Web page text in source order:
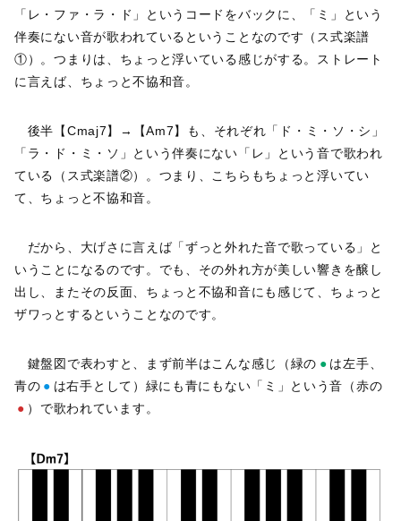
「レ・ファ・ラ・ド」というコードをバックに、「ミ」という
伴奏にない音が歌われているということなのです（ス式楽譜
①）。つまりは、ちょっと浮いている感じがする。ストレート
に言えば、ちょっと不協和音。
後半【Cmaj7】→【Am7】も、それぞれ「ド・ミ・ソ・シ」
「ラ・ド・ミ・ソ」という伴奏にない「レ」という音で歌われ
ている（ス式楽譜②）。つまり、こちらもちょっと浮いてい
て、ちょっと不協和音。
だから、大げさに言えば「ずっと外れた音で歌っている」と
いうことになるのです。でも、その外れ方が美しい響きを醸し
出し、またその反面、ちょっと不協和音にも感じて、ちょっと
ザワっとするということなのです。
鍵盤図で表わすと、まず前半はこんな感じ（緑の ● は左手、
青の ● は右手として）緑にも青にもない「ミ」という音（赤の
● ）で歌われています。